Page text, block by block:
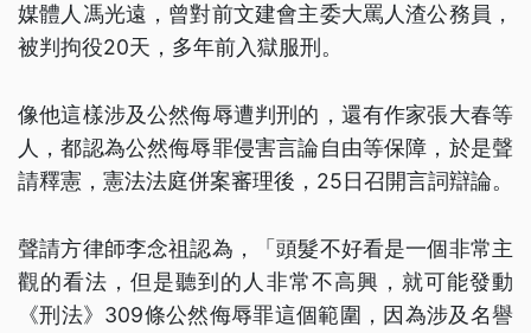
媒體人馮光遠，曾對前文建會主委大罵人渣公務員，
被判拘役20天，多年前入獄服刑。
像他這樣涉及公然侮辱遭判刑的，還有作家張大春等
人，都認為公然侮辱罪侵害言論自由等保障，於是聲
請釋憲，憲法法庭併案審理後，25日召開言詞辯論。
聲請方律師李念祖認為，「頭髮不好看是一個非常主
觀的看法，但是聽到的人非常不高興，就可能發動
《刑法》309條公然侮辱罪這個範圍，因為涉及名譽